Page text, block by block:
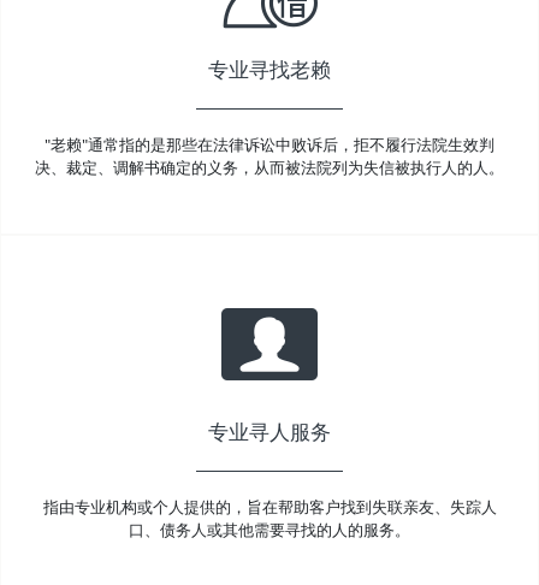
专业寻找老赖
"老赖"通常指的是那些在法律诉讼中败诉后，拒不履行法院生效判
决、裁定、调解书确定的义务，从而被法院列为失信被执行人的人。
专业寻人服务
指由专业机构或个人提供的，旨在帮助客户找到失联亲友、失踪人
口、债务人或其他需要寻找的人的服务。